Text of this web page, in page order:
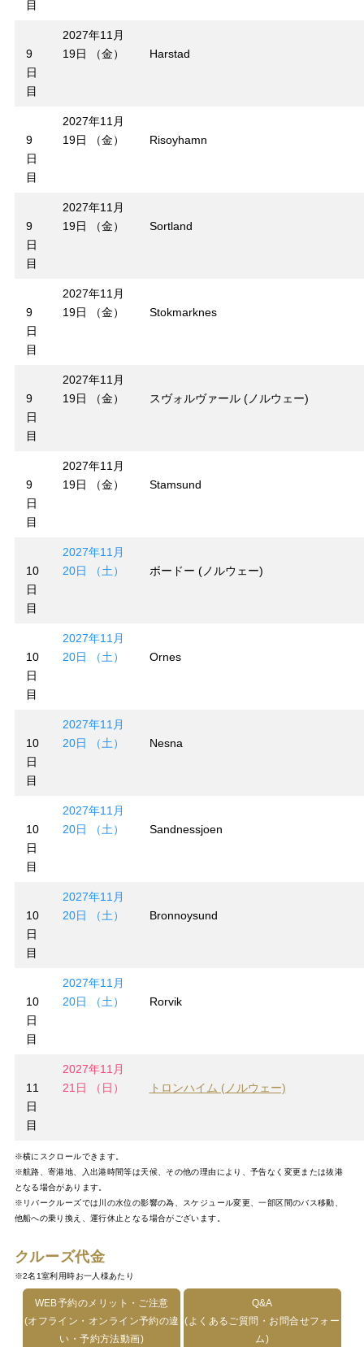
目
9
日
目
2027年11月
19日 （金）
Harstad
9
日
目
2027年11月
19日 （金）
Risoyhamn
9
日
目
2027年11月
19日 （金）
Sortland
9
日
目
2027年11月
19日 （金）
Stokmarknes
9
日
目
2027年11月
19日 （金）
スヴォルヴァール (ノルウェー)
9
日
目
2027年11月
19日 （金）
Stamsund
10
日
目
2027年11月
20日 （土）
ボードー (ノルウェー)
10
日
目
2027年11月
20日 （土）
Ornes
10
日
目
2027年11月
20日 （土）
Nesna
10
日
目
2027年11月
20日 （土）
Sandnessjoen
10
日
目
2027年11月
20日 （土）
Bronnoysund
10
日
目
2027年11月
20日 （土）
Rorvik
11
日
目
2027年11月
21日 （日）
トロンハイム (ノルウェー)
※横にスクロールできます。
※航路、寄港地、入出港時間等は天候、その他の理由により、予告なく変更または抜港
となる場合があります。
※リバークルーズでは川の水位の影響の為、スケジュール変更、一部区間のバス移動、
他船への乗り換え、運行休止となる場合がございます。
クルーズ代金
※2名1室利用時お一人様あたり
WEB予約のメリット・ご注意
(オフライン・オンライン予約の違
い・予約方法動画)
Q&A
(よくあるご質問・お問合せフォー
ム)